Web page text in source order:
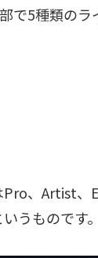
で5種類のラ
、Artist
うものです。